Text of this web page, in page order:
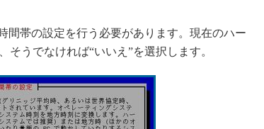
帯の設定を行う必要があります。現在のハー
そうでなければ“いいえ”を選択します。